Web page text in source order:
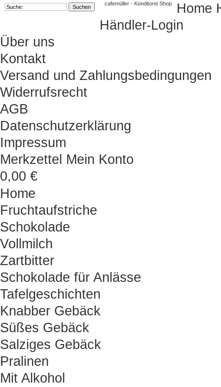
cafemüller - Konditorei Shop Home
Händler-Login
Über uns
Kontakt
Versand und Zahlungsbedingungen
Widerrufsrecht
AGB
Datenschutzerklärung
Impressum
Merkzettel Mein Konto
0,00 €
Home
Fruchtaufstriche
Schokolade
Vollmilch
Zartbitter
Schokolade für Anlässe
Tafelgeschichten
Knabber Gebäck
Süßes Gebäck
Salziges Gebäck
Pralinen
Mit Alkohol